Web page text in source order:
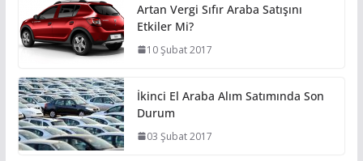
Artan Vergi Sıfır Araba Satışını
Etkiler Mi?
10 Şubat 2017
İkinci El Araba Alım Satımında Son
Durum
03 Şubat 2017